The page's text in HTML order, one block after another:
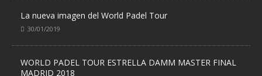
La nueva imagen del World Padel Tour
30/01/2019
WORLD PADEL TOUR ESTRELLA DAMM MASTER FINAL
MADRID 2018